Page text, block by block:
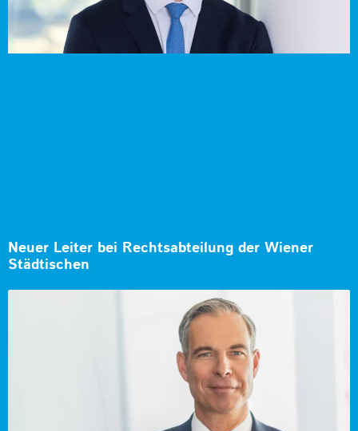
Neuer Leiter bei Rechtsabteilung der Wiener
Städtischen